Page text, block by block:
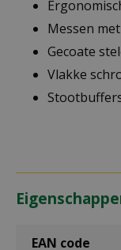
Messen
Gecoate
Vlakke
EAN code